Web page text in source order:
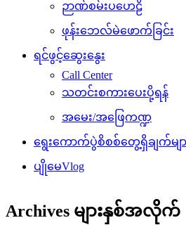
အမေး/အဖြေကဏ္ဍ
ရွေးကောက်ပွဲစိစစ်တွေ့ရှိချက်များ
ပျိုမေVlog
Archives များနှစ်အလိုက်
August 2026
July 2026
June 2026
March 2026
February 2026